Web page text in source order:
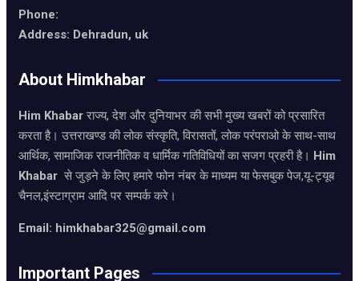
Phone:
Address: Dehradun, uk
About Himkhabar
Him Khabarराज्य, देश और दुनियाभर की सभी मुख्य खबरों को प्रसारित
करता है। उत्तराखण्ड की लोक संस्कृति, विरासतों, लोक परंपराओ के साथ-साथ
आर्थिक, सामाजिक राजनीतिक व धार्मिक गतिविधियों का सजग प्रहरी है। Him
Khabar से जुड़ने के लिए हमारे फोन नंबर के माध्यम या फेसबुक पेज,यू-ट्यूब
चैनल,इंस्टाग्राम आदि पर सम्पर्क करे।
Email: himkhabar325@gmail.com
Important Pages